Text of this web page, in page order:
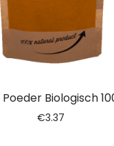
Biologisch
€3.37